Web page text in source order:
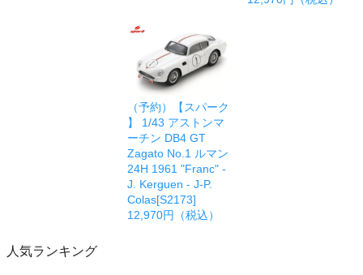
（予約）【スパーク
】 1/43 アストンマ
ーチン DB4 GT
Zagato No.1 ルマン
24H 1961 "Franc" -
J. Kerguen - J-P.
Colas[S2173]
12,970円（税込）
人気ランキング